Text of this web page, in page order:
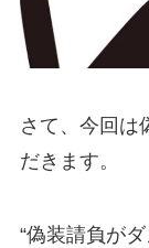
さて、今回は
だきます。
“偽装請負が